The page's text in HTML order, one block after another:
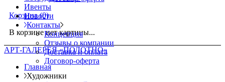
Корзина (0)
В корзине нет картины...
АРТ-ГАЛЕРЕЯ «ПОЛОТНО»
Главная
Художники
Ивенты
Новости
Контакты
Концепция
Отзывы о компании
Доставка и оплата
Договор-оферта